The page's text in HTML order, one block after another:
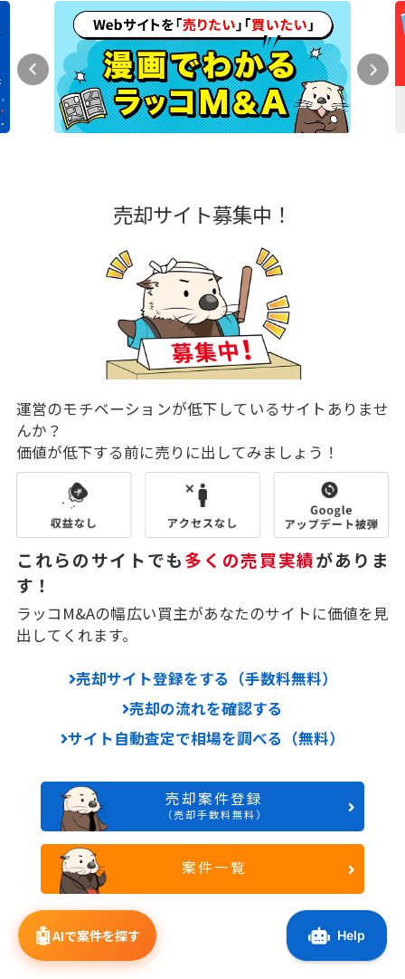
売却サイト募集中！
運営のモチベーションが低下しているサイトありませ
んか？
価値が低下する前に売りに出してみましょう！
これらのサイトでも多くの売買実績がありま
す！
ラッコM&Aの幅広い買主があなたのサイトに価値を見
出してくれます。
売却サイト登録をする（手数料無料）
売却の流れを確認する
サイト自動査定で相場を調べる（無料）
売却案件登録
（売却手数料無料）
案件一覧
🤖AIで案件を探す